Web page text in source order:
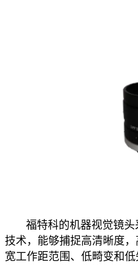
福特科的机器视觉镜
技术，能够捕捉高清晰度
宽工作距范围、低畸变和